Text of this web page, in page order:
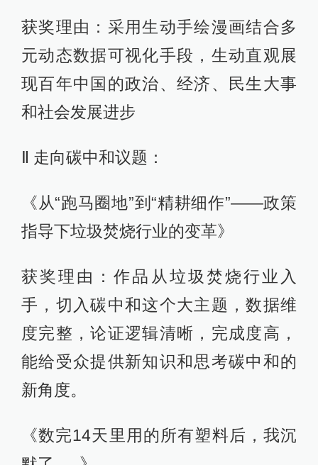
获奖理由：采用生动手绘漫画结合多
元动态数据可视化手段，生动直观展
现百年中国的政治、经济、民生大事
和社会发展进步
Ⅱ 走向碳中和议题：
《从“跑马圈地”到“精耕细作”——政策
指导下垃圾焚烧行业的变革》
获奖理由：作品从垃圾焚烧行业入
手，切入碳中和这个大主题，数据维
度完整，论证逻辑清晰，完成度高，
能给受众提供新知识和思考碳中和的
新角度。
《数完14天里用的所有塑料后，我沉